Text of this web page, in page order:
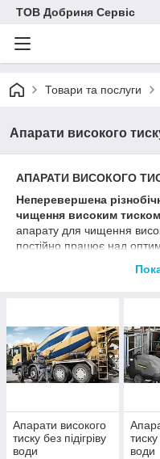
ТОВ Добриня Сервіс
Товари та послуги
Апарати високого
АПАРАТИ ВИСОКОГО
Неперевершена
чищення високим
апарату для чищення
постійно працює над
енерговитратах,
підігріву води, оснащені
внутрішнього згоряння.
Апарати високого
тиску без підігріву
води
тиску
води